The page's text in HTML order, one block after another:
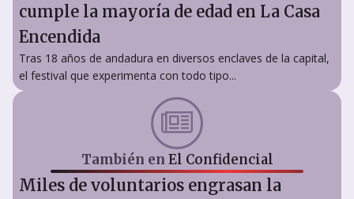
cumple la mayoría de edad en La Casa
Encendida
Tras 18 años de andadura en diversos enclaves de la capital,
el festival que experimenta con todo tipo...
También en El Confidencial
Miles de voluntarios engrasan la